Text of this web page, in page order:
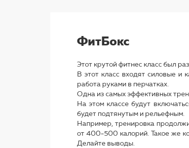
ФитБокс
Этот крутой фитнес класс был
В этот класс входят силовые и
работа руками в перчатках.
Одна из самых эффективных
На этом классе будут
будет подтянутым и рельефным.
Например, тренировка
от 400-500 калорий. Такое же
Делайте выводы.